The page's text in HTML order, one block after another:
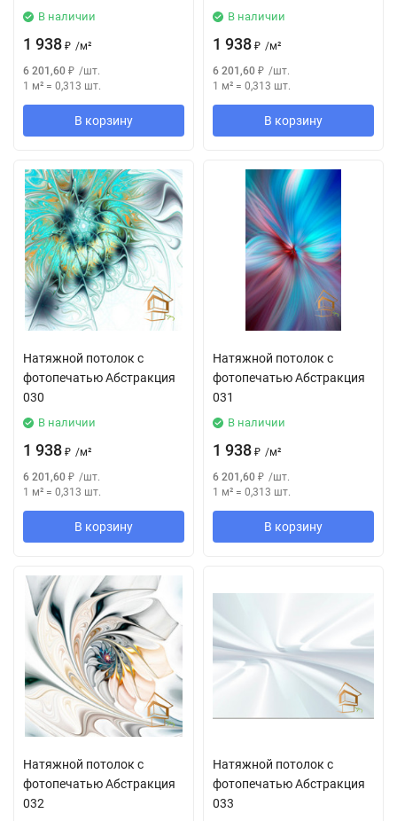
В наличии
1 938 ₽ /м²
6 201,60 ₽ /шт.
1 м² = 0,313 шт.
В корзину
В наличии
1 938 ₽ /м²
6 201,60 ₽ /шт.
1 м² = 0,313 шт.
В корзину
Натяжной потолок с
фотопечатью Абстракция
030
В наличии
1 938 ₽ /м²
6 201,60 ₽ /шт.
1 м² = 0,313 шт.
В корзину
Натяжной потолок с
фотопечатью Абстракция
031
В наличии
1 938 ₽ /м²
6 201,60 ₽ /шт.
1 м² = 0,313 шт.
В корзину
Натяжной потолок с
фотопечатью Абстракция
032
Натяжной потолок с
фотопечатью Абстракция
033